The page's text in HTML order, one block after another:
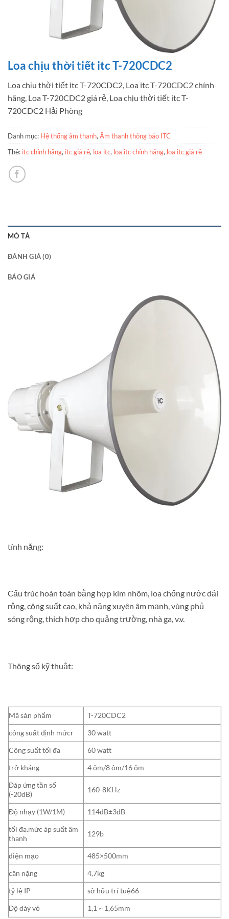
Loa chịu thời tiết itc T-720CDC2
Loa chịu thời tiết itc T-720CDC2, Loa itc T-720CDC2 chính
hãng, Loa T-720CDC2 giá rẻ, Loa chịu thời tiết itc T-
720CDC2 Hải Phòng
Danh mục: Hệ thống âm thanh, Âm thanh thông báo ITC
Thẻ: itc chính hãng, itc giá rẻ, loa itc, loa itc chính hãng, loa itc giá rẻ
MÔ TẢ
ĐÁNH GIÁ (0)
BÁO GIÁ
tính năng:
Cấu trúc hoàn toàn bằng hợp kim nhôm, loa chống nước dải
rộng, công suất cao, khả năng xuyên âm mạnh, vùng phủ
sóng rộng, thích hợp cho quảng trường, nhà ga, v.v.
Thông số kỹ thuật:
Mã sản phẩm
T-720CDC2
công suất định mứcr
30 watt
Công suất tối đa
60 watt
trở kháng
4 ôm/8 ôm/16 ôm
Đáp ứng tần số
(-20dB)
160-8KHz
Độ nhạy (1W/1M)
114dB±3dB
tối đa.mức áp suất âm
thanh
129b
diện mạo
485×500mm
cân nặng
4,7kg
tỷ lệ IP
sở hữu trí tuệ66
Độ dày vỏ
1,1 ~ 1,65mm